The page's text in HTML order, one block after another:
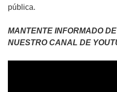
pública.
MANTENTE INFORMADO
NUESTRO CANAL DE